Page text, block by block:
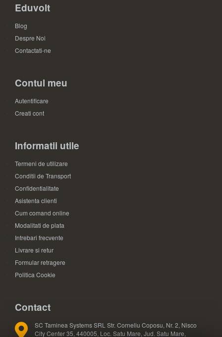
Eduvolt
Blog
Despre Noi
Contactati-ne
Contul meu
Autentificare
Creati cont
Informatii utile
Termeni de utilizare
Conditii de Transport
Confidentialitate
Asistenta clienti
Cum comand online
Modalitati de plata
Intrebari frecvente
Livrare si retur
Formular retragere
Politica Cookie
Contact
SC Taminea Systems SRL Str. Corneliu Coposu, Nr. 2, Nisco
City Center 35, 440005, Loc. Satu Mare, Jud. Satu Mare,